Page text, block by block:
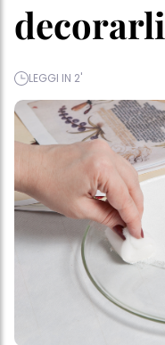
decorarli
LEGGI IN 2'